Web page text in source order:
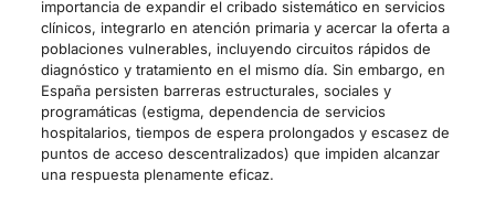
importancia de expandir el cribado sistemático en servicios
clínicos, integrarlo en atención primaria y acercar la oferta a
poblaciones vulnerables, incluyendo circuitos rápidos de
diagnóstico y tratamiento en el mismo día. Sin embargo, en
España persisten barreras estructurales, sociales y
programáticas (estigma, dependencia de servicios
hospitalarios, tiempos de espera prolongados y escasez de
puntos de acceso descentralizados) que impiden alcanzar
una respuesta plenamente eficaz.